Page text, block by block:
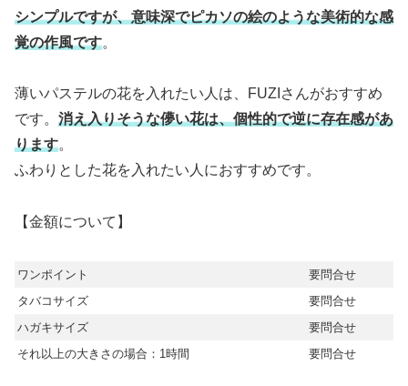
シンプルですが、意味深でピカソの絵のような美術的な感
覚の作風です。
薄いパステルの花を入れたい人は、FUZIさんがおすすめ
です。 消え入りそうな儚い花は、個性的で逆に存在感があ
ります。
ふわりとした花を入れたい人におすすめです。
【金額について】
ワンポイント
要問合せ
タバコサイズ
要問合せ
ハガキサイズ
要問合せ
それ以上の大きさの場合：1時間
要問合せ